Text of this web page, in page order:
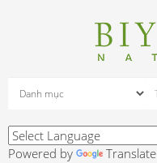
Powered by Translate